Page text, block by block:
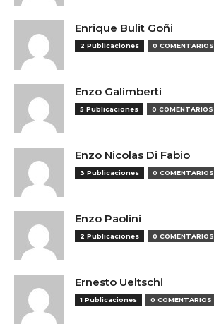
Enrique Bulit Goñi
2 Publicaciones 0 COMENTARIOS
Enzo Galimberti
5 Publicaciones 0 COMENTARIOS
Enzo Nicolas Di Fabio
3 Publicaciones 0 COMENTARIOS
Enzo Paolini
2 Publicaciones 0 COMENTARIOS
Ernesto Ueltschi
1 Publicaciones 0 COMENTARIOS